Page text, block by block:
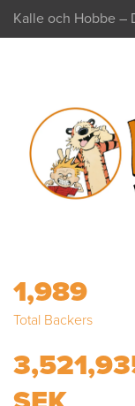
Kalle och Hobbe –
1,989
Total Backers